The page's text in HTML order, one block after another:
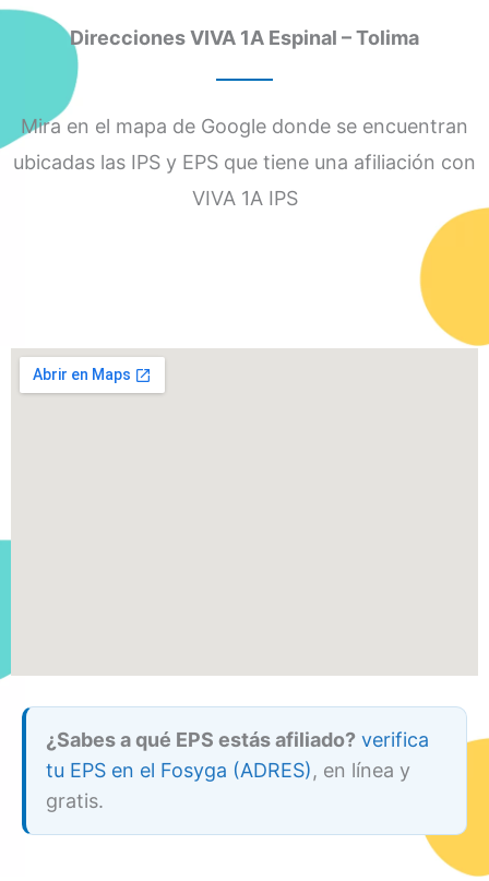
Direcciones VIVA 1A Espinal – Tolima
Mira en el mapa de Google donde se encuentran
ubicadas las IPS y EPS que tiene una afiliación con
VIVA 1A IPS
¿Sabes a qué EPS estás afiliado? verifica
tu EPS en el Fosyga (ADRES), en línea y
gratis.